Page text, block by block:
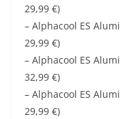
29,99 €)
– Alphacool ES
29,99 €)
– Alphacool ES
32,99 €)
– Alphacool ES
29,99 €)